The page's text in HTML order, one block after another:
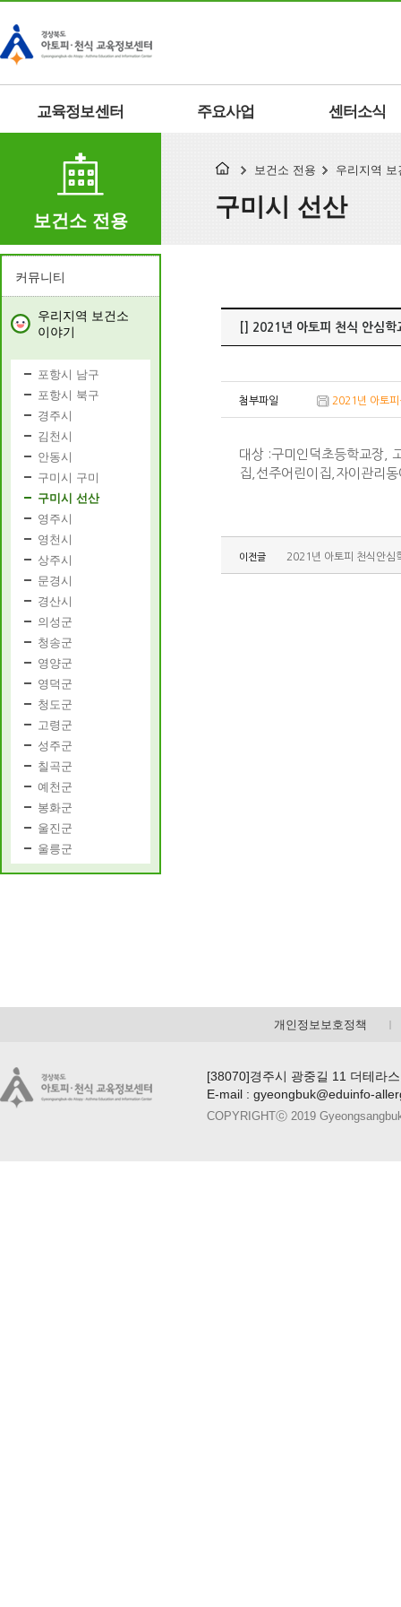
교육정보센터 주요사업 센터소식
보건소 전용
보건소 전용 우리지역
구미시 선산
커뮤니티
우리지역 보건소
이야기
포항시 남구
포항시 북구
경주시
김천시
안동시
구미시 구미
구미시 선산
영주시
영천시
상주시
문경시
경산시
의성군
청송군
영양군
영덕군
청도군
고령군
성주군
칠곡군
예천군
봉화군
울진군
울릉군
[] 2021년 아토피 천식 안심
첨부파일 2021년 아토피
대상 :구미인덕초등학교장,
집,선주어린이집,자이관리
이전글 2021년 아토피 천식안심
개인정보보호정책
[38070]경주시 광중길 11 더테라
E-mail : gyeongbuk@eduinfo-
COPYRIGHTⓒ 2019